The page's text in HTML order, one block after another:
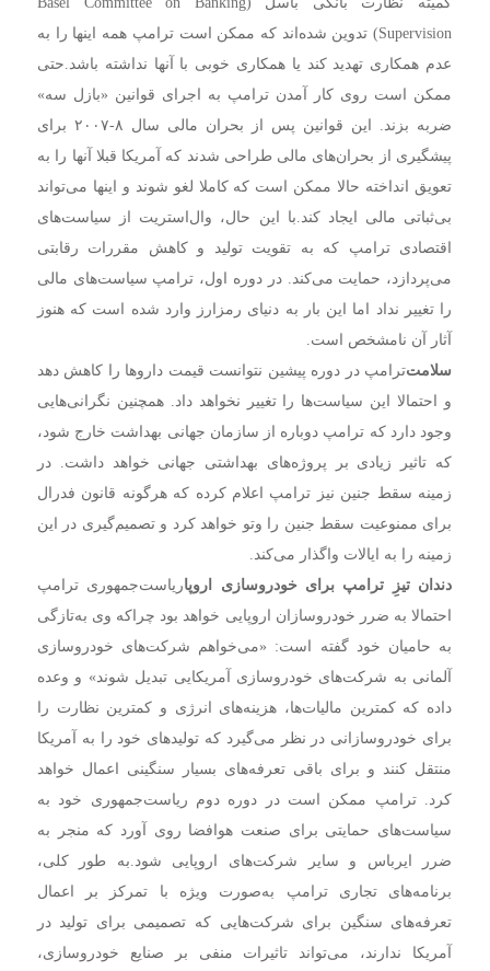
Supervision) تدوین شده‌اند که ممکن است ترامپ همه اینها را به
عدم همکاری تهدید کند یا همکاری خوبی با آنها نداشته باشد.حتی
ممکن است روی کار آمدن ترامپ به اجرای قوانین «بازل سه»
ضربه بزند. این قوانین پس از بحران مالی سال ۸-۲۰۰۷ برای
پیشگیری از بحران‌های مالی طراحی شدند که آمریکا قبلا آنها را به
تعویق انداخته حالا ممکن است که کاملا لغو شوند و اینها می‌تواند
بی‌ثباتی مالی ایجاد کند.با این حال، وال‌استریت از سیاست‌های
اقتصادی ترامپ که به تقویت تولید و کاهش مقررات رقابتی
می‌پردازد، حمایت می‌کند. در دوره اول، ترامپ سیاست‌های مالی
را تغییر نداد اما این بار به دنیای رمزارز وارد شده است که هنوز
آثار آن نامشخص است.
سلامتترامپ در دوره پیشین نتوانست قیمت داروها را کاهش دهد
و احتمالا این سیاست‌ها را تغییر نخواهد داد. همچنین نگرانی‌هایی
وجود دارد که ترامپ دوباره از سازمان جهانی بهداشت خارج شود،
که تاثیر زیادی بر پروژه‌های بهداشتی جهانی خواهد داشت. در
زمینه سقط جنین نیز ترامپ اعلام کرده که هرگونه قانون فدرال
برای ممنوعیت سقط جنین را وتو خواهد کرد و تصمیم‌گیری در این
زمینه را به ایالات واگذار می‌کند.
دندان تیزِ ترامپ برای خودروسازی اروپاریاست‌جمهوری ترامپ
احتمالا به ضرر خودروسازان اروپایی خواهد بود چراکه وی به‌تازگی
به حامیان خود گفته است: «می‌خواهم شرکت‌های خودروسازی
آلمانی به شرکت‌های خودروسازی آمریکایی تبدیل شوند» و وعده
داده که کمترین مالیات‌ها، هزینه‌های انرژی و کمترین نظارت را
برای خودروسازانی در نظر می‌گیرد که تولیدهای خود را به آمریکا
منتقل کنند و برای باقی تعرفه‌های بسیار سنگینی اعمال خواهد
کرد.ترامپ ممکن است در دوره دوم ریاست‌جمهوری خود به
سیاست‌های حمایتی برای صنعت هوافضا روی آورد که منجر به
ضرر ایرباس و سایر شرکت‌های اروپایی شود.به طور کلی،
برنامه‌های تجاری ترامپ به‌صورت ویژه با تمرکز بر اعمال
تعرفه‌های سنگین برای شرکت‌هایی که تصمیمی برای تولید در
آمریکا ندارند، می‌تواند تاثیرات منفی بر صنایع خودروسازی،